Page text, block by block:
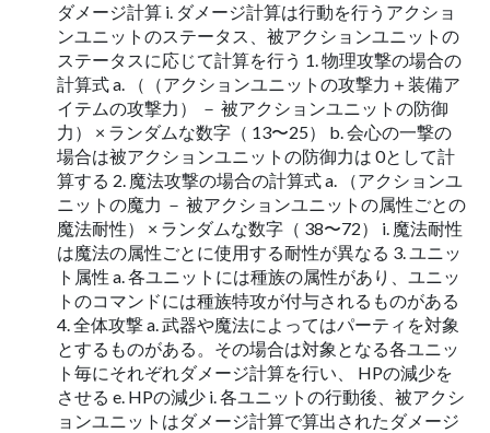
ダメージ計算 i. ダメージ計算は行動を行うアクショ
ンユニットのステータス、被アクションユニットの
ステータスに応じて計算を行う 1. 物理攻撃の場合の
計算式 a. （（アクションユニットの攻撃力＋装備ア
イテムの攻撃力） － 被アクションユニットの防御
力） × ランダムな数字（ 13〜25） b. 会心の一撃の
場合は被アクションユニットの防御力は 0として計
算する 2. 魔法攻撃の場合の計算式 a. （アクションユ
ニットの魔力 － 被アクションユニットの属性ごとの
魔法耐性） × ランダムな数字（ 38〜72） i. 魔法耐性
は魔法の属性ごとに使用する耐性が異なる 3. ユニッ
ト属性 a. 各ユニットには種族の属性があり、ユニッ
トのコマンドには種族特攻が付与されるものがある
4. 全体攻撃 a. 武器や魔法によってはパーティを対象
とするものがある。その場合は対象となる各ユニッ
ト毎にそれぞれダメージ計算を行い、 HPの減少を
させる e. HPの減少 i. 各ユニットの行動後、被アクシ
ョンユニットはダメージ計算で算出されたダメージ